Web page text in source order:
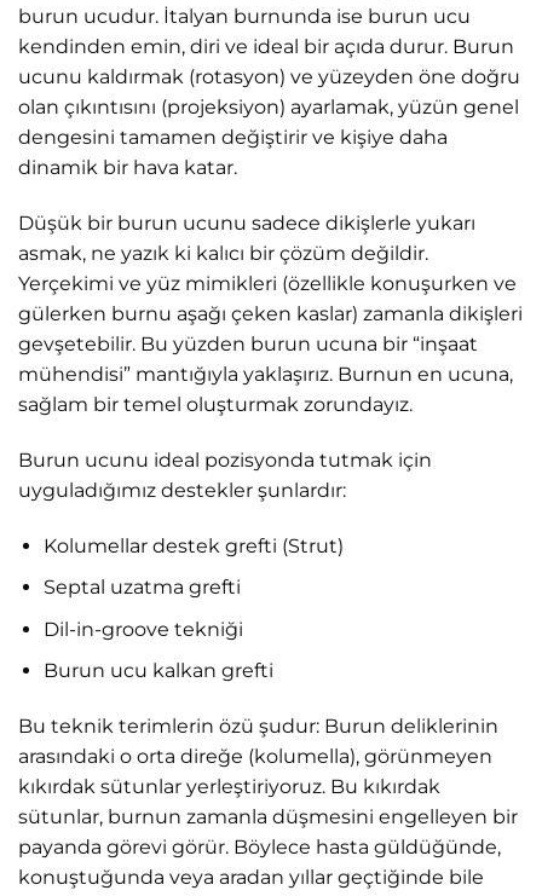
burun ucudur. İtalyan burnunda ise burun ucu
kendinden emin, diri ve ideal bir açıda durur. Burun
ucunu kaldırmak (rotasyon) ve yüzeyden öne doğru
olan çıkıntısını (projeksiyon) ayarlamak, yüzün genel
dengesini tamamen değiştirir ve kişiye daha
dinamik bir hava katar.
Düşük bir burun ucunu sadece dikişlerle yukarı
asmak, ne yazık ki kalıcı bir çözüm değildir.
Yerçekimi ve yüz mimikleri (özellikle konuşurken ve
gülerken burnu aşağı çeken kaslar) zamanla dikişleri
gevşetebilir. Bu yüzden burun ucuna bir “inşaat
mühendisi” mantığıyla yaklaşırız. Burnun en ucuna,
sağlam bir temel oluşturmak zorundayız.
Burun ucunu ideal pozisyonda tutmak için
uyguladığımız destekler şunlardır:
Kolumellar destek grefti (Strut)
Septal uzatma grefti
Dil-in-groove tekniği
Burun ucu kalkan grefti
Bu teknik terimlerin özü şudur: Burun deliklerinin
arasındaki o orta direğe (kolumella), görünmeyen
kıkırdak sütunlar yerleştiriyoruz. Bu kıkırdak
sütunlar, burnun zamanla düşmesini engelleyen bir
payanda görevi görür. Böylece hasta güldüğünde,
konuştuğunda veya aradan yıllar geçtiğinde bile